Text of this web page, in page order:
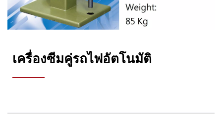
เครื่องซีมคู่รถไฟอัตโนมัติ